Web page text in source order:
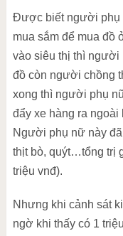
Được biết người phụ
mua sắm để mua đồ
vào siêu thị thì người
đồ còn người chồng
xong thì người phụ
đẩy xe hàng ra ngoài
Người phụ nữ này
thịt bò, quýt…tổng trị
triệu vnđ).
Nhưng khi cảnh sát
ngờ khi thấy có 1